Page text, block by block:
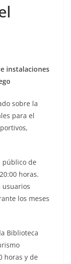
instalaciones
sobre la
para el
público de
horas.
usuarios
los meses
Biblioteca
horas y de